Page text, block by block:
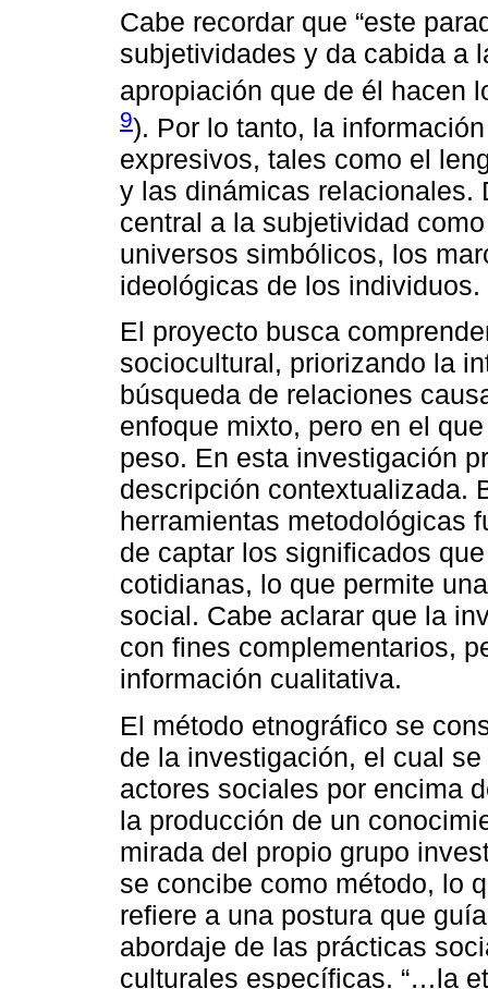
Cabe recordar que “este
subjetividades y da cabida a
apropiación que de él hacen
9). Por lo tanto, la
expresivos, tales como el
y las dinámicas relacionales.
central a la subjetividad
universos simbólicos, los
ideológicas de los individuos.
El proyecto busca
sociocultural, priorizando la
búsqueda de relaciones
enfoque mixto, pero en el
peso. En esta investigación
descripción contextualizada.
herramientas metodológicas
de captar los significados
cotidianas, lo que permite
social. Cabe aclarar que la
con fines complementarios,
información cualitativa.
El método etnográfico se
de la investigación, el cual
actores sociales por encima
la producción de un
mirada del propio grupo
se concibe como método, lo
refiere a una postura que
abordaje de las prácticas
culturales específicas. “…la